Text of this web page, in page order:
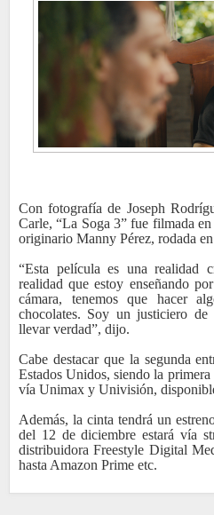
Con fotografía de Joseph
Carle, “La Soga 3” fue filmada
originario Manny Pérez, rodada
“Esta película es una realidad
realidad que estoy enseñando
cámara, tenemos que hacer
chocolates. Soy un justiciero
llevar verdad”, dijo.
Cabe destacar que la segunda
Estados Unidos, siendo la
vía Unimax y Univisión,
Además, la cinta tendrá un
del 12 de diciembre estará vía
distribuidora Freestyle Digital
hasta Amazon Prime etc.